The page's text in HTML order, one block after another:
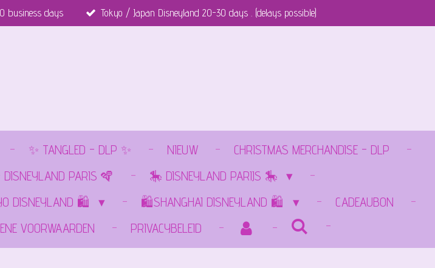
business days Tokyo / Japan Disneyland 20-30 days . (delays possible)
✨ TANGLED - DLP ✨ NIEUW
CHRISTMAS MERCHANDISE - DLP
DISNEYLAND PARIS 🪇
🎠 DISNEYLAND PARIJS 🎠
DISNEYLAND 🛍️ 🛍️SHANGHAI DISNEYLAND 🛍️
CADEAUBON
VOORWAARDEN PRIVACYBELEID